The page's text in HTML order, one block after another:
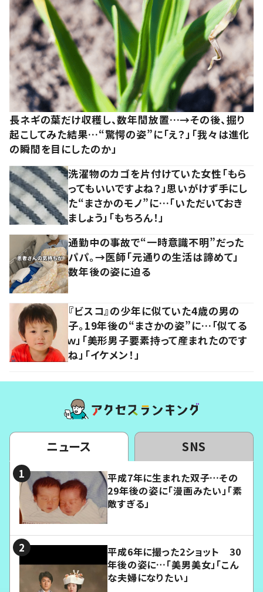
長ネギの葉だけ収穫し、数年間放置…→その後、掘り
起こしてみた結果…“驚愕の姿”に「え？」「我々は進化
の瞬間を目にしたのか」
洗濯物のカゴを片付けていた女性「もら
ってもいいですよね？」思いがけず手にし
た“まさかのモノ”に…「いただいておき
ましょう」「もちろん！」
通勤中の事故で“一時意識不明”だった
パパ。→医師「元通りの生活は諦めて」
数年後の姿に迫る
『ビスコ』の少年に似ていた4歳の男の
子。19年後の“まさかの姿”に…「似てる
ｗ」「美形男子要素持って産まれたのです
ね」「イケメン！」
ニュース SNS
平成7年に生まれた双子…その
29年後の姿に「漫画みたい」「素
敵すぎる」
平成6年に撮った2ショット 30
年後の姿に…「美男美女」「こん
な夫婦になりたい」